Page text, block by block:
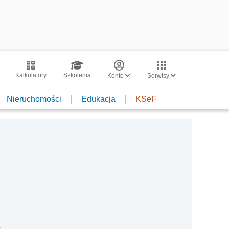
Kalkulatory Szkolenia Konto Serwisy
Nieruchomości Edukacja KSeF